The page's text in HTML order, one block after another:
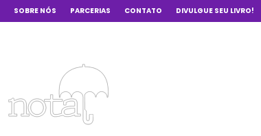
SOBRE NÓS PARCERIAS CONTATO DIVULGUE SEU LIVRO!